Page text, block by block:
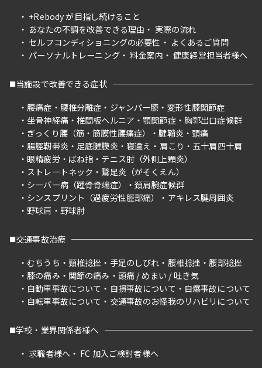
+Rebody が目指し続けること
あなたの不調を改善できる理由
実際の流れ
セルフコンディショニングの必要性
よくあるご質問
パーソナルトレーニング
料金案内 健康経営担当者様へ
当施設で改善できる症状
腰痛症
腰椎分離症 ジャンパー膝
変形性膝関節症
坐骨神経痛
椎間板ヘルニア 顎関節症
胸郭出口症候群
ぎっくり腰（筋・筋膜性腰痛症）
腱鞘炎
頭痛
腸脛靭帯炎
足底腱膜炎 寝違え 肩こり
五十肩四十肩
眼精疲労
ばね指
テニス肘（外側上顆炎）
ストレートネック
鵞足炎（がそくえん）
シーバー病（踵骨骨端症）
頚肩腕症候群
シンスプリント（過疲労性脛部痛）
アキレス腱周囲炎
野球肩
野球肘
交通事故治療
むちうち
頸椎捻挫 手足のしびれ 腰椎捻挫
腰部捻挫
膝の痛み
関節の痛み
頭痛 / めまい / 吐き気
自動車事故について
自損事故について
自爆事故について
自転車事故について
交通事故のお怪我のリハビリについて
学校・業界関係者様へ
求職者様へ
FC 加入ご検討者様へ